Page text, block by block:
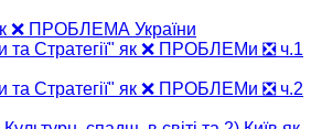
❌ ПРОБЛЕМА України
та Стратегії" як ❌ ПРОБЛЕМи ❎ ч.1
та Стратегії" як ❌ ПРОБЛЕМи ❎ ч.2